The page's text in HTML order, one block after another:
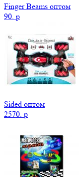
Finger Beams оптом
90. p
Sided оптом
2570. p